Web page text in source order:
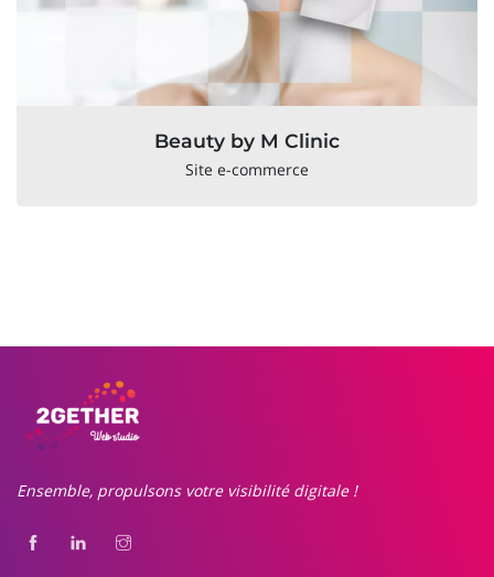
Beauty by M Clinic
Site e-commerce
Ensemble, propulsons votre visibilité digitale !